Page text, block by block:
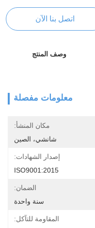
اتصل بنا الآن
وصف المنتج
معلومات مفصلة
مكان المنشأ:
شانشي، الصين
إصدار الشهادات:
ISO9001:2015
الضمان:
سنة واحدة
المقاومة للتآكل: